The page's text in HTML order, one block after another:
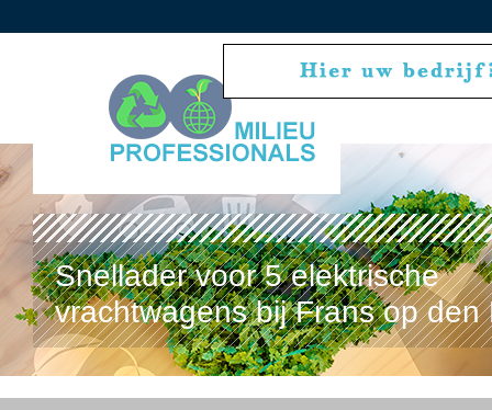
Snellader voor 5 elektrische
vrachtwagens bij Frans op den